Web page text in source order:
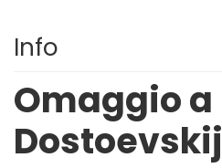
Info
Omaggio a
Dostoevskij